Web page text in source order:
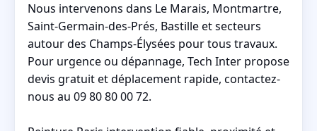
Nous intervenons dans Le Marais, Montmartre,
Saint-Germain-des-Prés, Bastille et secteurs
autour des Champs-Élysées pour tous travaux.
Pour urgence ou dépannage, Tech Inter propose
devis gratuit et déplacement rapide, contactez-
nous au 09 80 80 00 72.